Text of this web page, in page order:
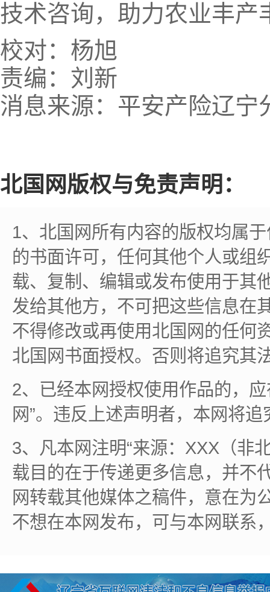
技术咨询，助力农业丰产
校对：杨旭
责编：刘新
消息来源：平安产险辽宁
北国网版权与免责声明：
1、北国网所有内容的版权均属
的书面许可，任何其他个人或组
载、复制、编辑或发布使用于其
发给其他方，不可把这些信息在
不得修改或再使用北国网的任何
北国网书面授权。否则将追究其
2、已经本网授权使用作品的，
网”。违反上述声明者，本网将
3、凡本网注明“来源：XXX（非
载目的在于传递更多信息，并不
网转载其他媒体之稿件，意在为
不想在本网发布，可与本网联系